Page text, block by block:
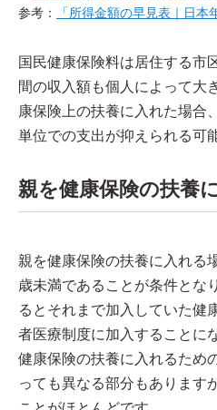
参考：
「所得金額の早見表｜日本
国民健康保険料は居住する市
間の収入額も個人によって大
康保険上の扶養に入れた場合
単位での支出が抑えられる可
親を健康保険の扶養
親を健康保険の扶養に入れる
歳未満であることが条件とな
るとそれまで加入していた健
者医療制度に加入することに
健康保険の扶養に入れるため
っても異なる部分もあります